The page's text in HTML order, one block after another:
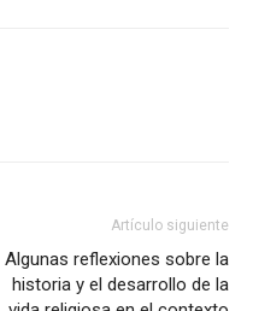
Artículo siguiente
Algunas reflexiones sobre la
historia y el desarrollo de la